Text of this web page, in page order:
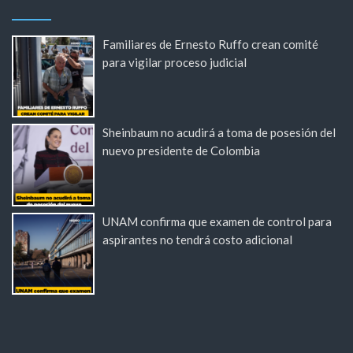
Familiares de Ernesto Ruffo crean comité
para vigilar proceso judicial
Sheinbaum no acudirá a toma de posesión del
nuevo presidente de Colombia
UNAM confirma que examen de control para
aspirantes no tendrá costo adicional